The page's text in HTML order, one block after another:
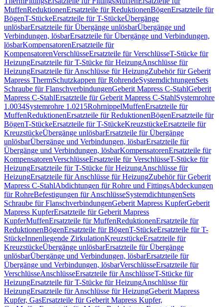
MuffenReduktionenErsatzteile für ReduktionenBögenErsatzteile für
BögenT-StückeErsatzteile für T-StückeÜbergänge
unlösbarErsatzteile für Übergänge unlösbarÜbergänge und
Verbindungen, lösbarErsatzteile für Übergänge und Verbindungen,
lösbarKompensatorenErsatzteile für
KompensatorenVerschlüsseErsatzteile für VerschlüsseT-Stücke für
HeizungErsatzteile für T-Stücke für HeizungAnschlüsse für
HeizungErsatzteile für Anschlüsse für HeizungZubehör für Geberit
Mapress ThermSchutzkappen für RohrendeSystemdichtungenSets
Schraube für FlanschverbindungenGeberit Mapress C-StahlGeberit
Mapress C-StahlErsatzteile für Geberit Mapress C-StahlSystemrohre
1.0034Systemrohre 1.0215RohrnippelMuffenErsatzteile für
MuffenReduktionenErsatzteile für ReduktionenBögenErsatzteile für
BögenT-StückeErsatzteile für T-StückeKreuzstückeErsatzteile für
KreuzstückeÜbergänge unlösbarErsatzteile für Übergänge
unlösbarÜbergänge und Verbindungen, lösbarErsatzteile für
Übergänge und Verbindungen, lösbarKompensatorenErsatzteile für
KompensatorenVerschlüsseErsatzteile für VerschlüsseT-Stücke für
HeizungErsatzteile für T-Stücke für HeizungAnschlüsse für
HeizungErsatzteile für Anschlüsse für HeizungZubehör für Geberit
Mapress C-StahlAbdichtungen für Rohre und FittingsAbdeckungen
für RohreBefestigungen für AnschlüsseSystemdichtungenSets
Schraube für FlanschverbindungenGeberit Mapress KupferGeberit
Mapress KupferErsatzteile für Geberit Mapress
KupferMuffenErsatzteile für MuffenReduktionenErsatzteile für
ReduktionenBögenErsatzteile für BögenT-StückeErsatzteile für T-
StückeInnenliegende ZirkulationKreuzstückeErsatzteile für
KreuzstückeÜbergänge unlösbarErsatzteile für Übergänge
unlösbarÜbergänge und Verbindungen, lösbarErsatzteile für
Übergänge und Verbindungen, lösbarVerschlüsseErsatzteile für
VerschlüsseAnschlüsseErsatzteile für AnschlüsseT-Stücke für
HeizungErsatzteile für T-Stücke für HeizungAnschlüsse für
HeizungErsatzteile für Anschlüsse für HeizungGeberit Mapress
Kupfer, GasErsatzteile für Geberit Mapress Kupfer,